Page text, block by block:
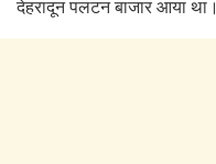
देहरादून पलटन बाजार आया था।